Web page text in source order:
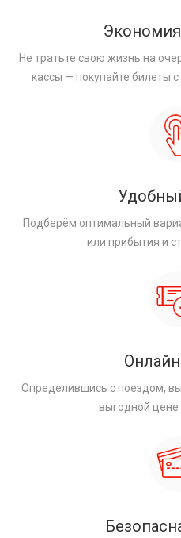
Не тратьте свою жизнь на
кассы — покупайте билеты
Подберём оптимальный
или прибытия и
Определившись с поездом,
выгодной цене